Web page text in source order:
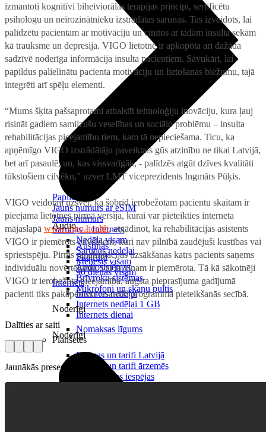
Papildināt
Jauns numurs ar eSIM
Jauns numurs
Sarunas + Internets
Nedēļa visam
Sarunas nedēļai
Mēnesis visam
90 dienas visam
Internets
Internets nedēļai
Internets nedēļai 1 GB
Internets dienai
Noderīgi
Maksas un tarifi Latvijā
Maksas un tarifi ārzemēs
LMT Kartes iespējas
Audio
Austiņas
Skaļruņi
Audiosistēmas
Brīvroku sistēmas
Mikrofoni un skaņu pultis
Noderīgi
Nomaksas līgums
Planšetes
izmantoti kognitīvi biheiviorālās terapijas principi, sertificētu
psihologu un neirozinātnieku izstrādātas sarunas. Tas izveidots, lai
palīdzētu pacientam ar motivāciju un cīnītos ar tādām insulta sekām
kā trauksme un depresija. VIGO lietotnē ir apkopota arī dažāda
sadzīvē noderīga informācija insulta pacientiem. Savukārt, lai
papildus palielinātu pacienta motivāciju un lietošanas biežumu, tajā
integrēti arī spēļu elementi.
“Mums šķita pašsaprotami atbalstīt tehnoloģiju inovāciju, kura ļauj
risināt gadiem samilzušu veselības un sociālo problēmu – insulta
rehabilitācijas pieejamību tiem, kam tā nepieciešama. Ticu, ka
apņēmīgo VIGO izstrādātāju paveiktais gūs atzinību ne tikai Latvijā,
bet arī pasaulē, un, kas vissvarīgāk, - palīdzēs atgūt dzīves kvalitāti
tūkstošiem cilvēku,” uzver LMT viceprezidents Ingmārs Pūķis.
VIGO veidotāji uzsver, ka šobrīd ierobežotam pacientu skaitam ir
pieejama lietotnes pirmā versija, kurai var pieteikties interneta
mājaslapā www.vigo.health, atgādinot, ka rehabilitācijas asistents
VIGO ir piemērots cilvēkiem, kuri nav pilnībā zaudējuši kustības vai
spriestspēju. Pirms rehabilitācijas uzsākšanas katrs pacients saņems
individuālu novērtējumu, vai tā viņam ir piemērota. Tā kā sākotnēji
VIGO ir ierobežota pieejamība, augsta pieprasījuma gadījumā
pacienti tiks pakāpeniski iesaistīti programmā pieteikšanās secībā.
Dalīties ar saiti
Jaunākās preses relīzes